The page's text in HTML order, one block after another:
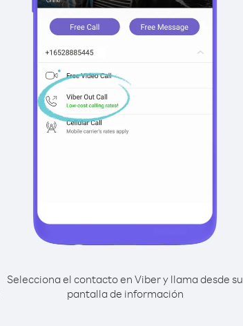
Selecciona el contacto en Viber y llama desde su
pantalla de información